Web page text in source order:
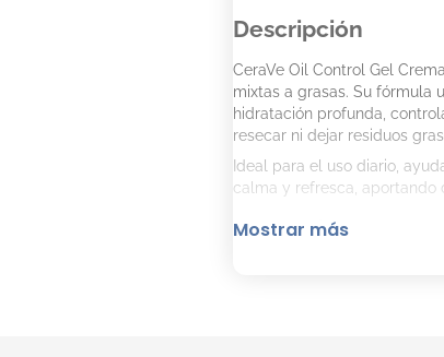
Descripción
CeraVe Oil Control Gel
mixtas a grasas. Su fórmula
hidratación profunda,
resecar ni dejar residuos
Ideal para el uso diario,
calma y refresca, aportando
Beneficios
Mostrar más